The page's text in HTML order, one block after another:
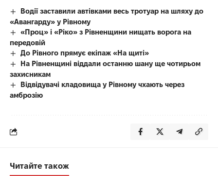
Водії заставили автівками весь тротуар на шляху до
«Авангарду» у Рівному
«Проц» і «Ріко» з Рівненщини нищать ворога на
передовій
До Рівного прямує екіпаж «На щиті»
На Рівненщині віддали останню шану ще чотирьом
захисникам
Відвідувачі кладовища у Рівному чхають через
амброзію
Читайте також